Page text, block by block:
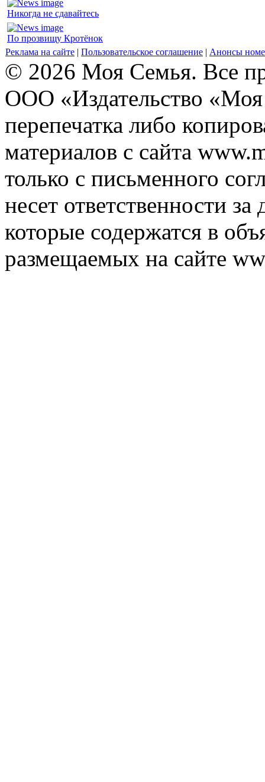
Никогда не сдавайтесь
По прозвищу Кротёнок
Реклама на сайте | Пользовательское соглашение | Анонсы
© 2026 Моя Семья. Все
ООО «Издательство
перепечатка либо
материалов с сайта
только с письменного
несет ответственности
которые содержатся в
размещаемых на сайте